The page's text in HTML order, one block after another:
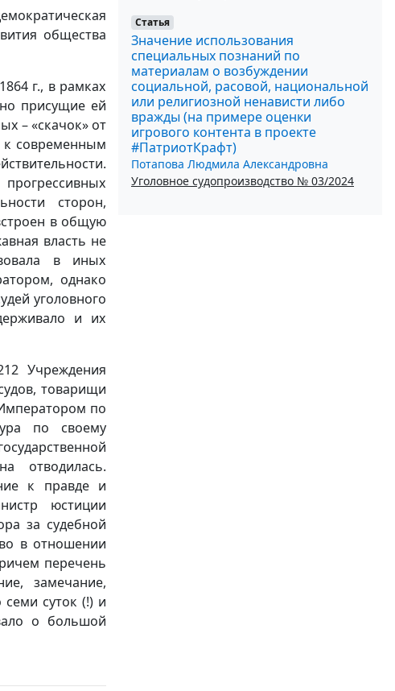
общества
г., в рамках
присущие ей
– «скачок» от
к современным
сторон,
в общую
власть не
в иных
однако
уголовного
и их
Учреждения
товарищи
по
по своему
отводилась.
к правде и
юстиции
за судебной
в отношении
перечень
замечание,
суток (!) и
о большой
Статья
Значение использования
специальных познаний по
материалам о возбуждении
социальной, расовой, национальной
или религиозной ненависти либо
вражды (на примере оценки
игрового контента в проекте
#ПатриотКрафт)
Потапова Людмила Александровна
Уголовное судопроизводство № 03/2024